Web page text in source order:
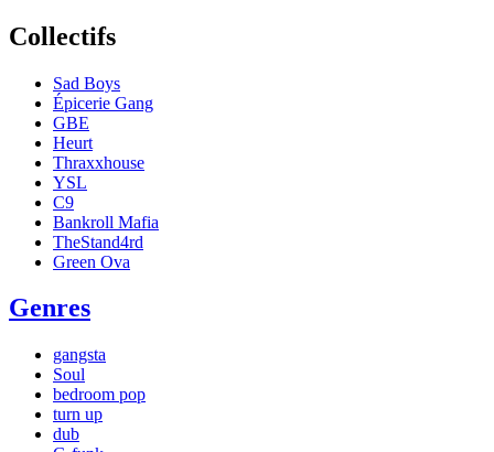
Collectifs
Sad Boys
Épicerie Gang
GBE
Heurt
Thraxxhouse
YSL
C9
Bankroll Mafia
TheStand4rd
Green Ova
Genres
gangsta
Soul
bedroom pop
turn up
dub